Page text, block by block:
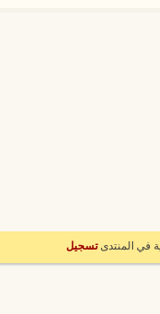
في المنتدىتسجيل